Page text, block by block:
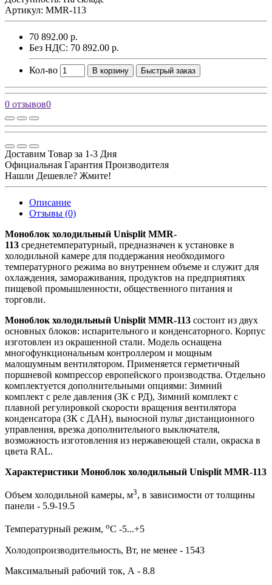
Артикул: MMR-113
70 892.00 р.
Без НДС: 70 892.00 р.
Кол-во В корзину Быстрый заказ
0 отзывов0
Доставим Товар за 1-3 Дня
Официальная Гарантия Производителя
Нашли Дешевле? Жмите!
Описание
Отзывы (0)
Моноблок холодильный Unisplit MMR-
113 среднетемпературный, предназначен к установке в
холодильной камере для поддержания необходимого
температурного режима во внутреннем объеме и служит для
охлаждения, замораживания, продуктов на предприятиях
пищевой промышленности, общественного питания и
торговли.
Моноблок холодильный Unisplit MMR-113 состоит из двух
основных блоков: испарительного и конденсаторного. Корпус
изготовлен из окрашенной стали. Модель оснащена
многофункциональным контроллером и мощным
малошумным вентилятором. Применяется герметичный
поршневой компрессор европейского производства. Отдельно
комплектуется дополнительными опциями: Зимний
комплект с реле давления (ЗК с РД), Зимний комплект с
плавной регулировкой скорости вращения вентилятора
конденсатора (ЗК с ДАН), выносной пульт дистанционного
управления, врезка дополнительного выключателя,
возможность изготовления из нержавеющей стали, окраска в
цвета RAL.
Характеристики Моноблок холодильный Unisplit MMR-113
Объем холодильной камеры, м3, в зависимости от толщины
панели - 5.9-19.5
Температурный режим, оС -5...+5
Холодопроизводительность, Вт, не менее - 1543
Максимальный рабочий ток, А - 8.8